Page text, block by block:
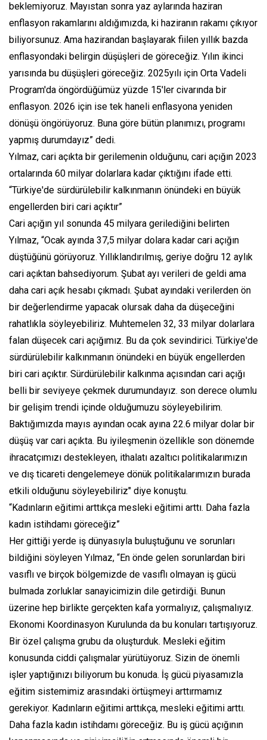
beklemiyoruz. Mayıstan sonra yaz aylarında haziran
enflasyon rakamlarını aldığımızda, ki haziranın rakamı çıkıyor
biliyorsunuz. Ama hazirandan başlayarak fiilen yıllık bazda
enflasyondaki belirgin düşüşleri de göreceğiz. Yılın ikinci
yarısında bu düşüşleri göreceğiz. 2025yılı için Orta Vadeli
Program'da öngördüğümüz yüzde 15'ler civarında bir
enflasyon. 2026 için ise tek haneli enflasyona yeniden
dönüşü öngörüyoruz. Buna göre bütün planımızı, programı
yapmış durumdayız” dedi.
Yılmaz, cari açıkta bir gerilemenin olduğunu, cari açığın 2023
ortalarında 60 milyar dolarlara kadar çıktığını ifade etti.
“Türkiye'de sürdürülebilir kalkınmanın önündeki en büyük
engellerden biri cari açıktır”
Cari açığın yıl sonunda 45 milyara gerilediğini belirten
Yılmaz, “Ocak ayında 37,5 milyar dolara kadar cari açığın
düştüğünü görüyoruz. Yıllıklandırılmış, geriye doğru 12 aylık
cari açıktan bahsediyorum. Şubat ayı verileri de geldi ama
daha cari açık hesabı çıkmadı. Şubat ayındaki verilerden ön
bir değerlendirme yapacak olursak daha da düşeceğini
rahatlıkla söyleyebiliriz. Muhtemelen 32, 33 milyar dolarlara
falan düşecek cari açığımız. Bu da çok sevindirici. Türkiye'de
sürdürülebilir kalkınmanın önündeki en büyük engellerden
biri cari açıktır. Sürdürülebilir kalkınma açısından cari açığı
belli bir seviyeye çekmek durumundayız. son derece olumlu
bir gelişim trendi içinde olduğumuzu söyleyebilirim.
Baktığımızda mayıs ayından ocak ayına 22.6 milyar dolar bir
düşüş var cari açıkta. Bu iyileşmenin özellikle son dönemde
ihracatçımızı destekleyen, ithalatı azaltıcı politikalarımızın
ve dış ticareti dengelemeye dönük politikalarımızın burada
etkili olduğunu söyleyebiliriz" diye konuştu.
“Kadınların eğitimi arttıkça mesleki eğitimi arttı. Daha fazla
kadın istihdamı göreceğiz”
Her gittiği yerde iş dünyasıyla buluştuğunu ve sorunları
bildiğini söyleyen Yılmaz, “En önde gelen sorunlardan biri
vasıflı ve birçok bölgemizde de vasıflı olmayan iş gücü
bulmada zorluklar sanayicimizin dile getirdiği. Bunun
üzerine hep birlikte gerçekten kafa yormalıyız, çalışmalıyız.
Ekonomi Koordinasyon Kurulunda da bu konuları tartışıyoruz.
Bir özel çalışma grubu da oluşturduk. Mesleki eğitim
konusunda ciddi çalışmalar yürütüyoruz. Sizin de önemli
işler yaptığınızı biliyorum bu konuda. İş gücü piyasamızla
eğitim sistemimiz arasındaki örtüşmeyi arttırmamız
gerekiyor. Kadınların eğitimi arttıkça, mesleki eğitimi arttı.
Daha fazla kadın istihdamı göreceğiz. Bu iş gücü açığının